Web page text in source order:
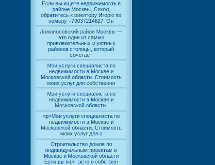
Если вы ищете недвижимость в
районе Москвы, Сокол,
обратитесь к риелтору Игорю по
номеру +79037214827. Он
Ломоносовский район Москвы —
это один из самых
привлекательных и уютных
районов столицы, который
сочетает
Мои услуги специалиста по
недвижимости в Москве и
Московской области. Стоимость
моих услуг для собственни
Мои услуги специалиста по
недвижимости в Москве и
Московской области.
<p>Мои услуги специалиста по
недвижимости в Москве и
Московской области. Стоимость
моих услуг для с
Строительство домов по
индивидуальным проектам в
Москве и Московской области
Если вы мечтаете о собствен